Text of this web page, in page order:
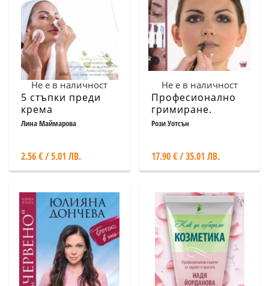
Не е в наличност
5 стъпки преди
крема
Лина Маймарова
2.56 € / 5.01 ЛВ.
Не е в наличност
Професионално
гримиране.
Енциклопедия на
Рози Уотсън
17.90 € / 35.01 ЛВ.